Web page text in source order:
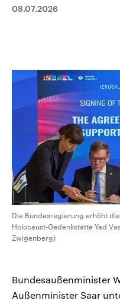
Sachsen-Anhalt wählt am 6.
Bundesland von einer
und Hintergründe zu den
und Kandidaten der
Sendungen
Audio-Archiv
08.07.2026
Die Bundesregierung erhöht
Holocaust-Gedenkstätte Yad
Zwigenberg)
Bundesaußenminister
Außenminister Saar